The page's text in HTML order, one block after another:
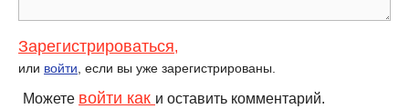
Зарегистрироваться,
или войти, если вы уже зарегистрированы.
Можете войти как и оставить комментарий.